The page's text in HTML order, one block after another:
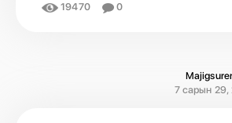
19470 0
7 сарын 29,